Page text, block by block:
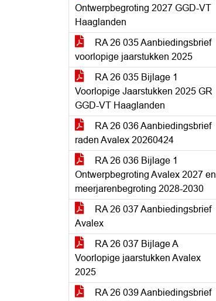
Ontwerpbegroting 2027 GGD-VT
Haaglanden
RA 26 035 Aanbiedingsbrief
voorlopige jaarstukken 2025
RA 26 035 Bijlage 1
Voorlopige Jaarstukken 2025 GR
GGD-VT Haaglanden
RA 26 036 Aanbiedingsbrief
raden Avalex 20260424
RA 26 036 Bijlage 1
Ontwerpbegroting Avalex 2027 en
meerjarenbegroting 2028-2030
RA 26 037 Aanbiedingsbrief
Avalex
RA 26 037 Bijlage A
Voorlopige jaarstukken Avalex
2025
RA 26 039 Aanbiedingsbrief